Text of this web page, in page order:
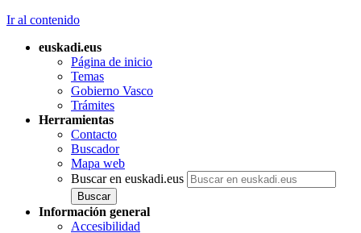
Ir al contenido
euskadi.eus
Página de inicio
Temas
Gobierno Vasco
Trámites
Herramientas
Contacto
Buscador
Mapa web
Buscar en euskadi.eus
Información general
Accesibilidad